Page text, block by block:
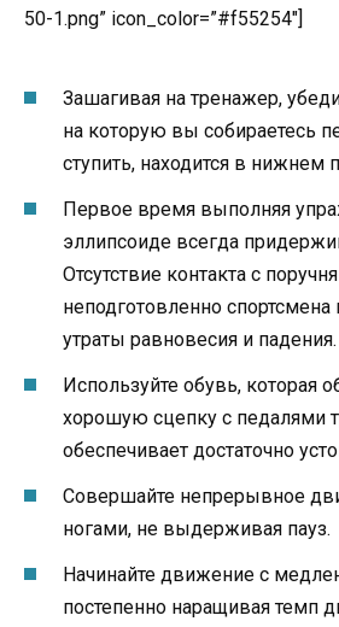
50-1.png” icon_color=”#f55254″]
Зашагивая на тренажер,
на которую вы собираетесь
ступить, находится в нижнем
Первое время выполняя
эллипсоиде всегда
Отсутствие контакта с
неподготовленно
утраты равновесия и падения.
Используйте обувь, которая
хорошую сцепку с педалями
обеспечивает достаточно
Совершайте непрерывное
ногами, не выдерживая пауз.
Начинайте движение с
постепенно наращивая темп